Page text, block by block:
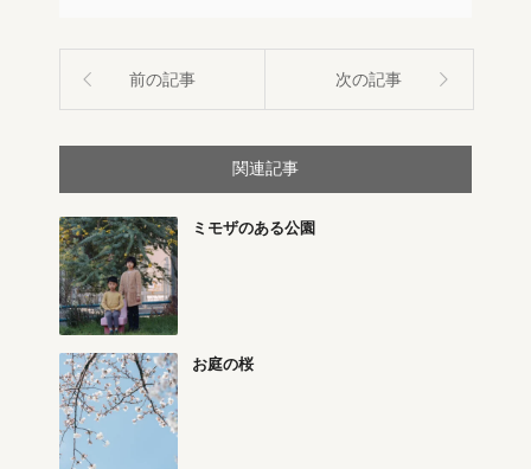
前の記事 次の記事
関連記事
ミモザのある公園
お庭の桜